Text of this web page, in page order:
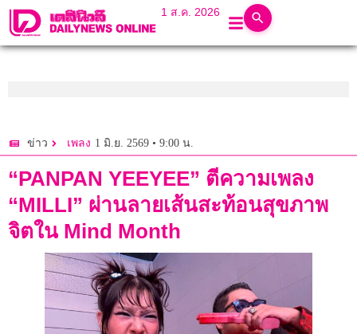
1 ส.ค. 2026
ข่าว เพลง 1 มิ.ย. 2569 • 9:00 น.
“PANPAN YEEYEE” ตีความเพลง
“MILLI” ผ่านลายเส้นสะท้อนสุขภาพ
จิตใน Mind Month